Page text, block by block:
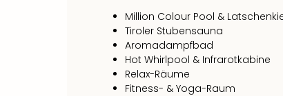
Million Colour Pool &
Tiroler Stubensauna
Aromadampfbad
Hot Whirlpool & Infrarotkabine
Relax-Räume
Fitness- & Yoga-Raum